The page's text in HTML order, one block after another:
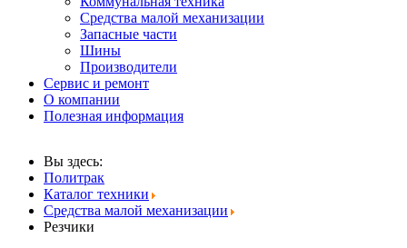
Средства малой механизации
Запасные части
Шины
Производители
Сервис и ремонт
О компании
Полезная информация
Вы здесь:
Политрак
Каталог техники
Средства малой механизации
Резчики